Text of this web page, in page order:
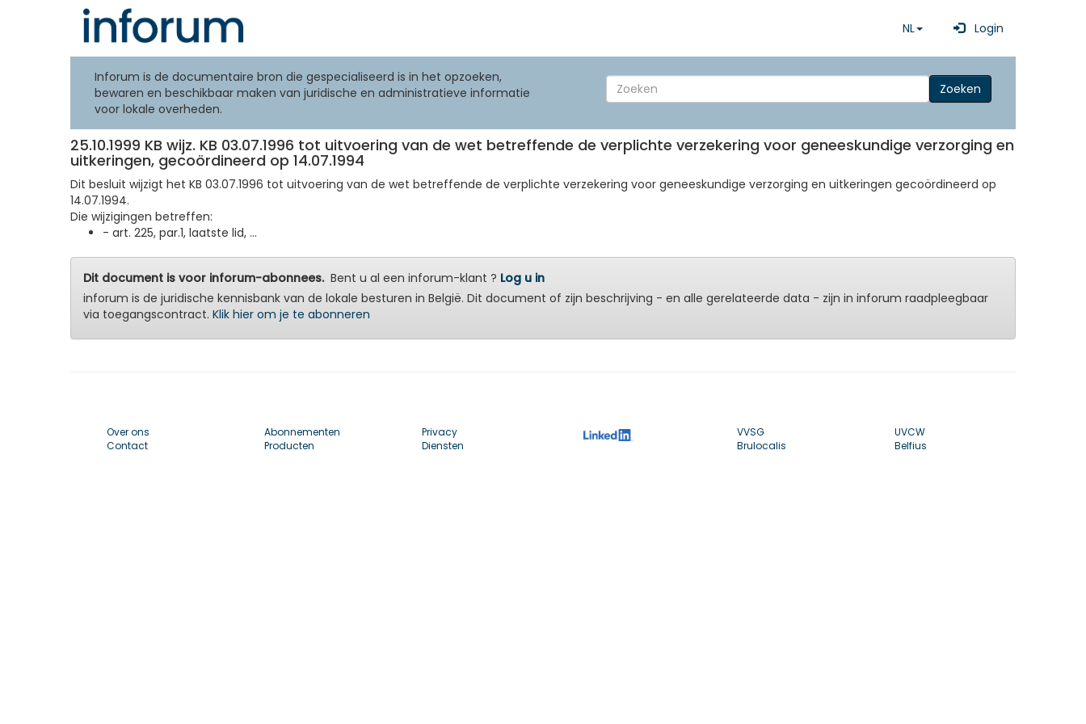
NL Login
Inforum is de documentaire bron die gespecialiseerd is in het opzoeken,
bewaren en beschikbaar maken van juridische en administratieve informatie
voor lokale overheden.
Zoeken
25.10.1999 KB wijz. KB 03.07.1996 tot uitvoering van de wet betreffende de verplichte verzekering voor geneeskundige verzorging en
uitkeringen, gecoördineerd op 14.07.1994
Dit besluit wijzigt het KB 03.07.1996 tot uitvoering van de wet betreffende de verplichte verzekering voor geneeskundige verzorging en uitkeringen gecoördineerd op
14.07.1994.
Die wijzigingen betreffen:
- art. 225, par.1, laatste lid, ...
Dit document is voor inforum-abonnees.Bent u al een inforum-klant ? Log u in
inforum is de juridische kennisbank van de lokale besturen in België. Dit document of zijn beschrijving - en alle gerelateerde data - zijn in inforum raadpleegbaar
via toegangscontract. Klik hier om je te abonneren
Over ons
Contact
Abonnementen
Producten
Privacy
Diensten
VVSG
Brulocalis
UVCW
Belfius